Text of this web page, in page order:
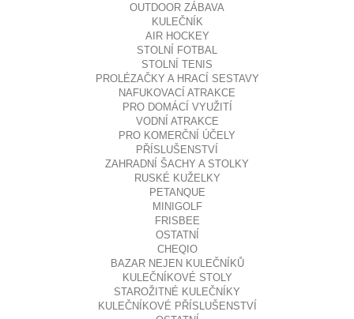
OUTDOOR ZÁBAVA
KULEČNÍK
AIR HOCKEY
STOLNÍ FOTBAL
STOLNÍ TENIS
PROLÉZAČKY A HRACÍ SESTAVY
NAFUKOVACÍ ATRAKCE
PRO DOMÁCÍ VYUŽITÍ
VODNÍ ATRAKCE
PRO KOMERČNÍ ÚČELY
PŘÍSLUŠENSTVÍ
ZAHRADNÍ ŠACHY A STOLKY
RUSKÉ KUŽELKY
PETANQUE
MINIGOLF
FRISBEE
OSTATNÍ
CHEQIO
BAZAR NEJEN KULEČNÍKŮ
KULEČNÍKOVÉ STOLY
STAROŽITNÉ KULEČNÍKY
KULEČNÍKOVÉ PŘÍSLUŠENSTVÍ